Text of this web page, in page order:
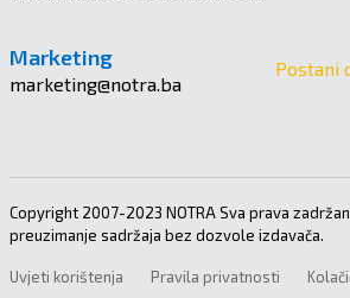
Marketing
marketing@notra.ba
Postani
Copyright 2007-2023 NOTRA Sva prava
preuzimanje sadržaja bez dozvole izdavača.
Uvjeti korištenja Pravila privatnosti